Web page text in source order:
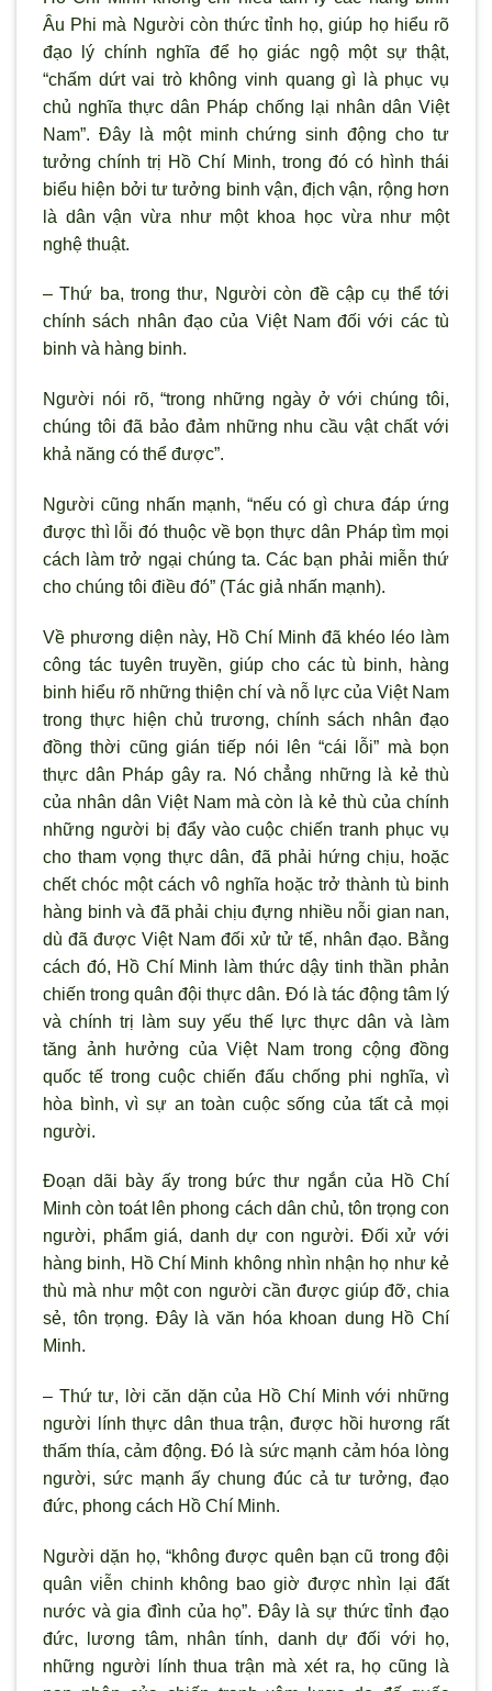
Âu Phi mà Người còn thức tỉnh họ, giúp họ hiểu rõ
đạo lý chính nghĩa để họ giác ngộ một sự thật,
“chấm dứt vai trò không vinh quang gì là phục vụ
chủ nghĩa thực dân Pháp chống lại nhân dân Việt
Nam”. Đây là một minh chứng sinh động cho tư
tưởng chính trị Hồ Chí Minh, trong đó có hình thái
biểu hiện bởi tư tưởng binh vận, địch vận, rộng hơn
là dân vận vừa như một khoa học vừa như một
nghệ thuật.
– Thứ ba, trong thư, Người còn đề cập cụ thể tới
chính sách nhân đạo của Việt Nam đối với các tù
binh và hàng binh.
Người nói rõ, “trong những ngày ở với chúng tôi,
chúng tôi đã bảo đảm những nhu cầu vật chất với
khả năng có thể được”.
Người cũng nhấn mạnh, “nếu có gì chưa đáp ứng
được thì lỗi đó thuộc về bọn thực dân Pháp tìm mọi
cách làm trở ngại chúng ta. Các bạn phải miễn thứ
cho chúng tôi điều đó” (Tác giả nhấn mạnh).
Về phương diện này, Hồ Chí Minh đã khéo léo làm
công tác tuyên truyền, giúp cho các tù binh, hàng
binh hiểu rõ những thiện chí và nỗ lực của Việt Nam
trong thực hiện chủ trương, chính sách nhân đạo
đồng thời cũng gián tiếp nói lên “cái lỗi” mà bọn
thực dân Pháp gây ra. Nó chẳng những là kẻ thù
của nhân dân Việt Nam mà còn là kẻ thù của chính
những người bị đẩy vào cuộc chiến tranh phục vụ
cho tham vọng thực dân, đã phải hứng chịu, hoặc
chết chóc một cách vô nghĩa hoặc trở thành tù binh
hàng binh và đã phải chịu đựng nhiều nỗi gian nan,
dù đã được Việt Nam đối xử tử tế, nhân đạo. Bằng
cách đó, Hồ Chí Minh làm thức dậy tinh thần phản
chiến trong quân đội thực dân. Đó là tác động tâm lý
và chính trị làm suy yếu thế lực thực dân và làm
tăng ảnh hưởng của Việt Nam trong cộng đồng
quốc tế trong cuộc chiến đấu chống phi nghĩa, vì
hòa bình, vì sự an toàn cuộc sống của tất cả mọi
người.
Đoạn dãi bày ấy trong bức thư ngắn của Hồ Chí
Minh còn toát lên phong cách dân chủ, tôn trọng con
người, phẩm giá, danh dự con người. Đối xử với
hàng binh, Hồ Chí Minh không nhìn nhận họ như kẻ
thù mà như một con người cần được giúp đỡ, chia
sẻ, tôn trọng. Đây là văn hóa khoan dung Hồ Chí
Minh.
– Thứ tư, lời căn dặn của Hồ Chí Minh với những
người lính thực dân thua trận, được hồi hương rất
thấm thía, cảm động. Đó là sức mạnh cảm hóa lòng
người, sức mạnh ấy chung đúc cả tư tưởng, đạo
đức, phong cách Hồ Chí Minh.
Người dặn họ, “không được quên bạn cũ trong đội
quân viễn chinh không bao giờ được nhìn lại đất
nước và gia đình của họ”. Đây là sự thức tỉnh đạo
đức, lương tâm, nhân tính, danh dự đối với họ,
những người lính thua trận mà xét ra, họ cũng là